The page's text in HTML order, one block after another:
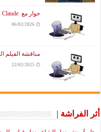
حوار مع AI Claude حول التاريخ والحقيقة
06/02/2026
مناقشة الفيلم
22/02/2025
أثر الفراشة |